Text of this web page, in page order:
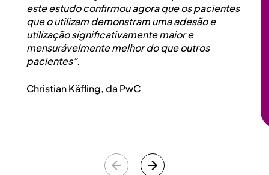
este estudo confirmou agora que os pacientes
que o utilizam demonstram uma adesão e
utilização significativamente maior e
mensurávelmente melhor do que outros
pacientes”.
Christian Käfling, da PwC